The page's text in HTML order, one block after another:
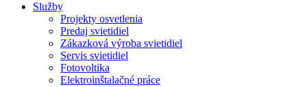
Služby
Projekty osvetlenia
Predaj svietidiel
Zákazková výroba svietidiel
Servis svietidiel
Fotovoltika
Elektroinštalačné práce